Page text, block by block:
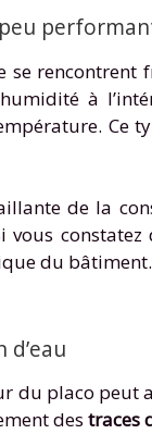
se
à
Ce
de la
vous constatez
du bâtiment.
du placo peut
des traces